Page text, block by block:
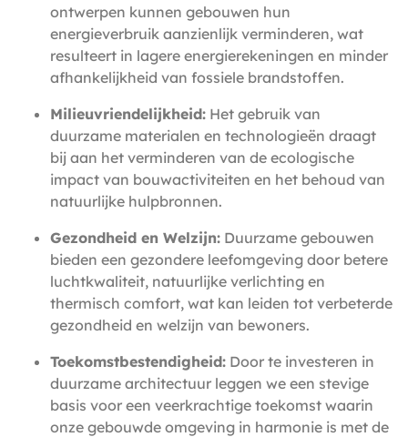
ontwerpen kunnen gebouwen hun
energieverbruik aanzienlijk verminderen, wat
resulteert in lagere energierekeningen en minder
afhankelijkheid van fossiele brandstoffen.
Milieuvriendelijkheid: Het gebruik van
duurzame materialen en technologieën draagt
bij aan het verminderen van de ecologische
impact van bouwactiviteiten en het behoud van
natuurlijke hulpbronnen.
Gezondheid en Welzijn: Duurzame gebouwen
bieden een gezondere leefomgeving door betere
luchtkwaliteit, natuurlijke verlichting en
thermisch comfort, wat kan leiden tot verbeterde
gezondheid en welzijn van bewoners.
Toekomstbestendigheid: Door te investeren in
duurzame architectuur leggen we een stevige
basis voor een veerkrachtige toekomst waarin
onze gebouwde omgeving in harmonie is met de